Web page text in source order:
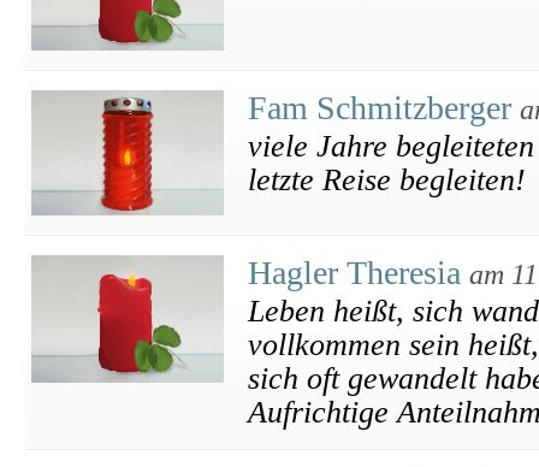
Fam Schmitzberger
viele Jahre
letzte Reise begleiten!
Hagler Theresia am
Leben heißt, sich
vollkommen sein heißt,
sich oft gewandelt
Aufrichtige